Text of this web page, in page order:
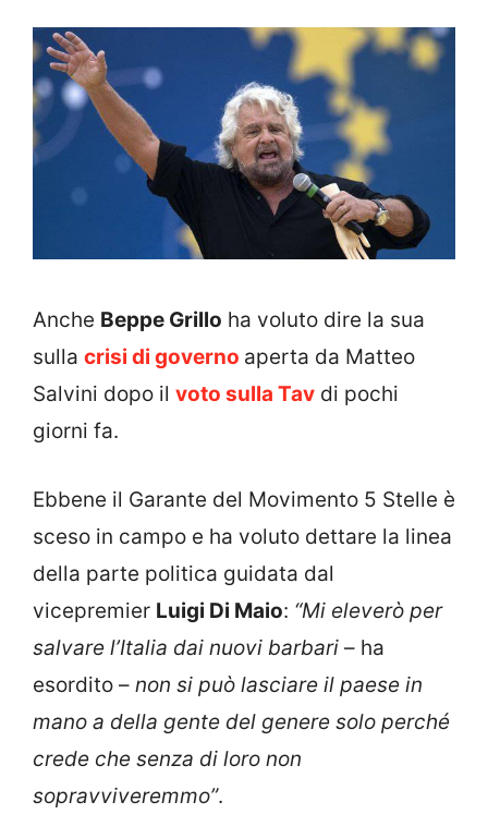
Anche Beppe Grillo ha voluto dire la sua
sulla crisi di governo aperta da Matteo
Salvini dopo il voto sulla Tav di pochi
giorni fa.
Ebbene il Garante del Movimento 5 Stelle è
sceso in campo e ha voluto dettare la linea
della parte politica guidata dal
vicepremier Luigi Di Maio: “Mi eleverò per
salvare l’Italia dai nuovi barbari – ha
esordito – non si può lasciare il paese in
mano a della gente del genere solo perché
crede che senza di loro non
sopravviveremmo”.